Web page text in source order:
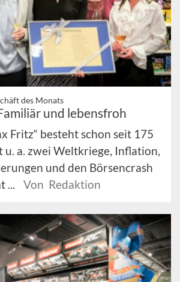
des Monats
und lebensfroh
Fritz“ besteht schon seit 175
u. a. zwei Weltkriege, Inflation,
und den Börsencrash
Von Redaktion